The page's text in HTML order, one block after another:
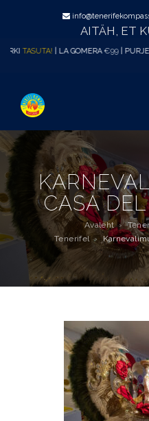
AITÄH, ET
TASUTA!| LA GOMERA€99|
CASA
Avaleht ›
Tenerifel ›